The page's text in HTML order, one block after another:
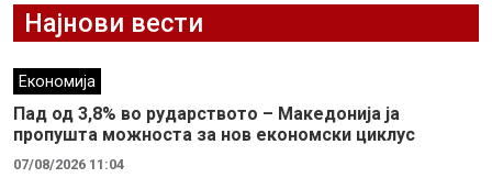
Најнови вести
Економија
Пад од 3,8% во рударството – Македонија ја
пропушта можноста за нов економски циклус
07/08/2026 11:04